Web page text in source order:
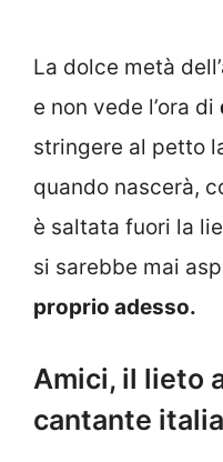
La dolce metà
e non vede l’ora di
stringere al petto
quando nascerà,
è saltata fuori la
si sarebbe mai
proprio adesso.
Amici, il lieto
cantante